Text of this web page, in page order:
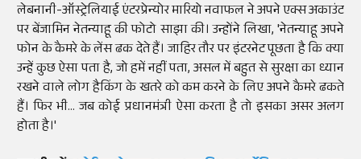
लेबनानी-ऑस्ट्रेलियाई एंटरप्रेन्योर मारियो नवाफल ने अपने एक्स अकाउंट
पर बेंजामिन नेतन्याहू की फोटो साझा की। उन्होंने लिखा, 'नेतन्याहू अपने
फोन के कैमरे के लेंस ढक देते हैं। जाहिर तौर पर इंटरनेट पूछता है कि क्या
उन्हें कुछ ऐसा पता है, जो हमें नहीं पता, असल में बहुत से सुरक्षा का ध्यान
रखने वाले लोग हैकिंग के खतरे को कम करने के लिए अपने कैमरे ढकते
हैं। फिर भी… जब कोई प्रधानमंत्री ऐसा करता है तो इसका असर अलग
होता है।'